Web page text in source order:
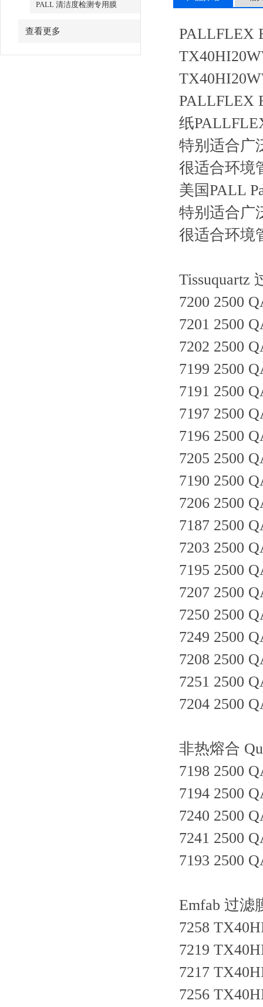
PALL 清洁度检测专用膜
查看更多
PALLFLEX
PALLFLEX
纸
特别适合广
很适合环境
美国PALL
特别适合广
很适合环境
Tissuquartz
7200 2500
7201 2500
7202 2500
7199 2500
7191 2500
7197 2500
7196 2500
7205 2500
7190 2500
7206 2500
7187 2500
7203 2500
7195 2500
7207 2500
7250 2500
7249 2500
7208 2500
7251 2500
7204 2500
非热熔合
7198 2500
7194 2500
7240 2500
7241 2500
7193 2500
Emfab 过滤
7258
7219
7217
7256